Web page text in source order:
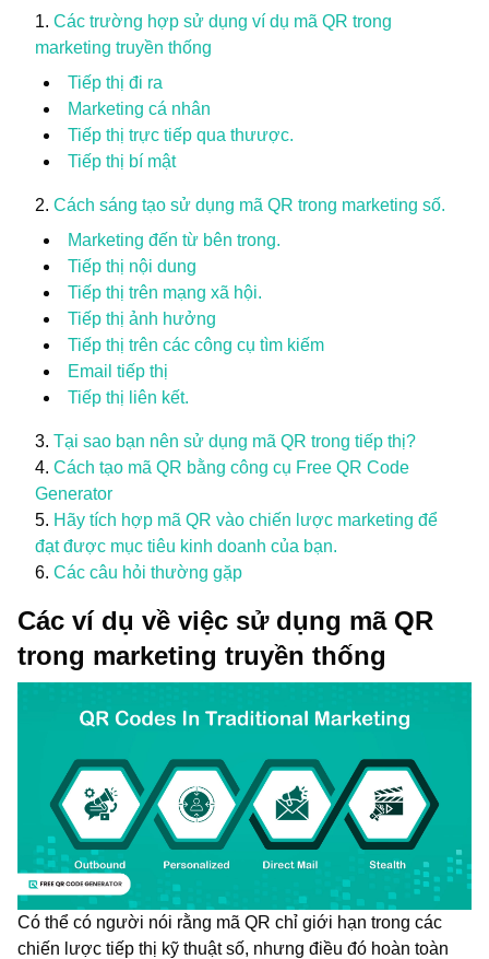
Các trường hợp sử dụng ví dụ mã QR trong
marketing truyền thống
Tiếp thị đi ra
Marketing cá nhân
Tiếp thị trực tiếp qua thưược.
Tiếp thị bí mật
Cách sáng tạo sử dụng mã QR trong marketing số.
Marketing đến từ bên trong.
Tiếp thị nội dung
Tiếp thị trên mạng xã hội.
Tiếp thị ảnh hưởng
Tiếp thị trên các công cụ tìm kiếm
Email tiếp thị
Tiếp thị liên kết.
Tại sao bạn nên sử dụng mã QR trong tiếp thị?
Cách tạo mã QR bằng công cụ Free QR Code
Generator
Hãy tích hợp mã QR vào chiến lược marketing để
đạt được mục tiêu kinh doanh của bạn.
Các câu hỏi thường gặp
Các ví dụ về việc sử dụng mã QR
trong marketing truyền thống
Có thể có người nói rằng mã QR chỉ giới hạn trong các
chiến lược tiếp thị kỹ thuật số, nhưng điều đó hoàn toàn